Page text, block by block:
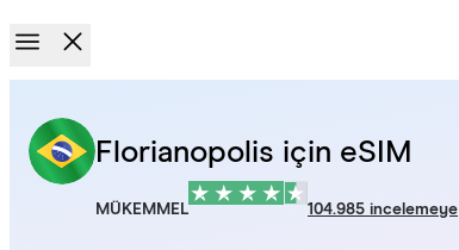
Florianopolis için eSIM
MÜKEMMEL 104.985 incelemeye